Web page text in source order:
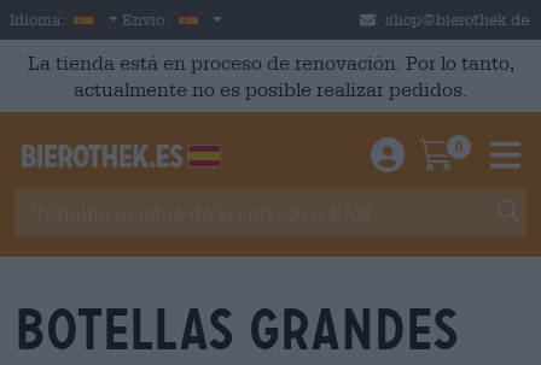
Skip to main content
Idioma: Spanish
Envío: España shop@bierothek.de
La tienda está en proceso de renovación. Por lo tanto,
actualmente no es posible realizar pedidos.
Einloggen /
0
Botellas grandes